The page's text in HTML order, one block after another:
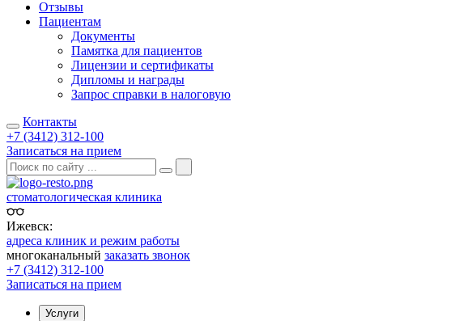
Отзывы
Пациентам
Документы
Памятка для пациентов
Лицензии и сертификаты
Дипломы и награды
Запрос справки в налоговую
Контакты
+7 (3412) 312-100
Записаться на прием
стоматологическая клиника
Ижевск:
адреса клиник и режим работы
многоканальный заказать звонок
+7 (3412) 312-100
Записаться на прием
Услуги